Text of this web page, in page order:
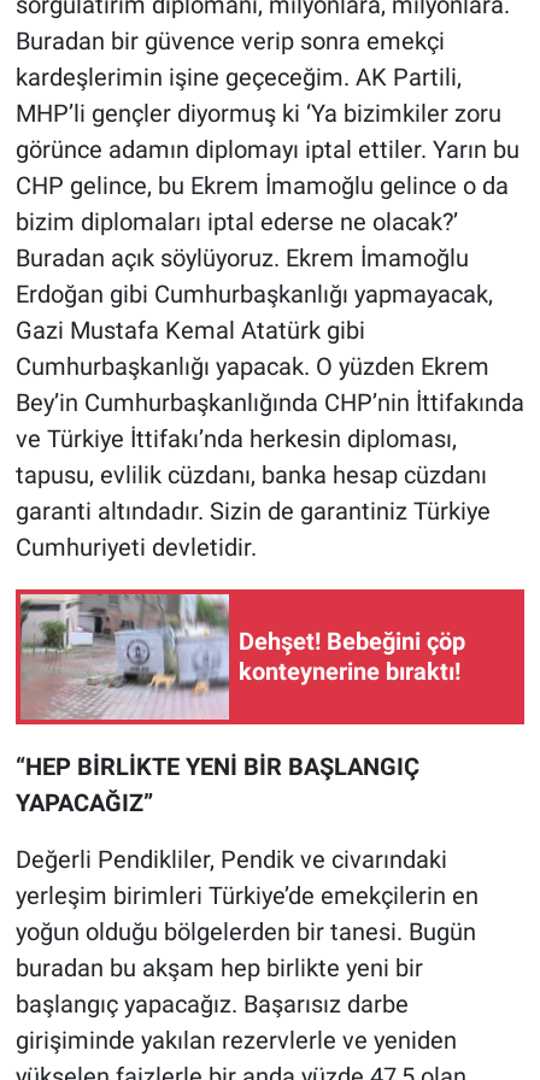
Buradan bir güvence verip sonra emekçi
kardeşlerimin işine geçeceğim. AK Partili,
MHP’li gençler diyormuş ki ‘Ya bizimkiler zoru
görünce adamın diplomayı iptal ettiler. Yarın bu
CHP gelince, bu Ekrem İmamoğlu gelince o da
bizim diplomaları iptal ederse ne olacak?’
Buradan açık söylüyoruz. Ekrem İmamoğlu
Erdoğan gibi Cumhurbaşkanlığı yapmayacak,
Gazi Mustafa Kemal Atatürk gibi
Cumhurbaşkanlığı yapacak. O yüzden Ekrem
Bey’in Cumhurbaşkanlığında CHP’nin İttifakında
ve Türkiye İttifakı’nda herkesin diploması,
tapusu, evlilik cüzdanı, banka hesap cüzdanı
garanti altındadır. Sizin de garantiniz Türkiye
Cumhuriyeti devletidir.
Dehşet! Bebeğini çöp
konteynerine bıraktı!
“HEP BİRLİKTE YENİ BİR BAŞLANGIÇ
YAPACAĞIZ”
Değerli Pendikliler, Pendik ve civarındaki
yerleşim birimleri Türkiye’de emekçilerin en
yoğun olduğu bölgelerden bir tanesi. Bugün
buradan bu akşam hep birlikte yeni bir
başlangıç yapacağız. Başarısız darbe
girişiminde yakılan rezervlerle ve yeniden